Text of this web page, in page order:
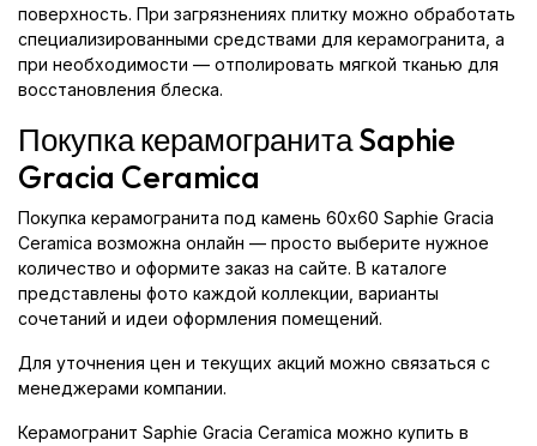
поверхность. При загрязнениях плитку можно обработать
специализированными средствами для керамогранита, а
при необходимости — отполировать мягкой тканью для
восстановления блеска.
Покупка керамогранита Saphie
Gracia Ceramica
Покупка керамогранита под камень 60x60 Saphie Gracia
Ceramica возможна онлайн — просто выберите нужное
количество и оформите заказ на сайте. В каталоге
представлены фото каждой коллекции, варианты
сочетаний и идеи оформления помещений.
Для уточнения цен и текущих акций можно связаться с
менеджерами компании.
Керамогранит Saphie Gracia Ceramica можно купить в